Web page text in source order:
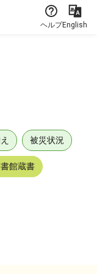
ヘルプEnglish
被災状況
館蔵書